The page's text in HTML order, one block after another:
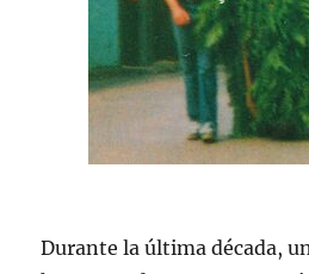
Durante la última década,